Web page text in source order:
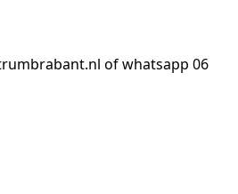
of whatsapp 06